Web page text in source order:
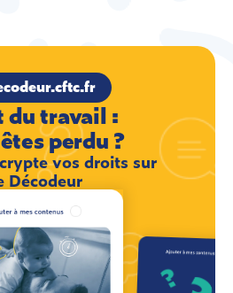
du travail :
perdu ?
vos droits sur
Décodeur